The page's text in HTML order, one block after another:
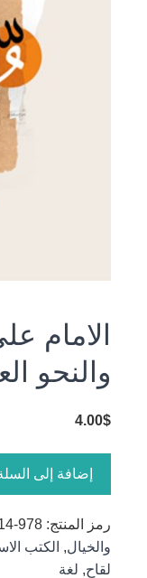
الامام
والنحو
4.00$
إضافة إلى
رمز المنتج: 978-614-420-507-5
والخيال, الكتب
لقاح, لغة